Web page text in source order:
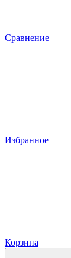
Сравнение
Избранное
Корзина